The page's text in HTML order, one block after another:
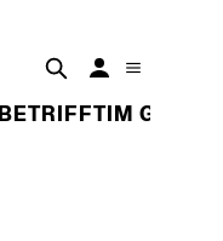
BETRIFFT IM